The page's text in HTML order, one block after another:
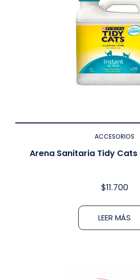
ACCESORIOS
Arena Sanitaria Tidy Cats
$11.700
LEER MÁS